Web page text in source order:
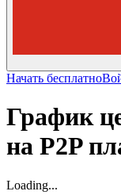
Начать бесплатно
График
на P2P
Loading...